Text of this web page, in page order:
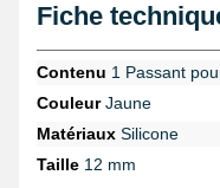
Fiche
Contenu 1 Passant
CouleurJaune
Matériaux Silicone
Taille 12 mm